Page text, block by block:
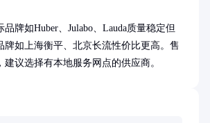
牌如Huber、Julabo、Lauda质量稳定但
牌如上海衡平、北京长流性价比更高。售
建议选择有本地服务网点的供应商。